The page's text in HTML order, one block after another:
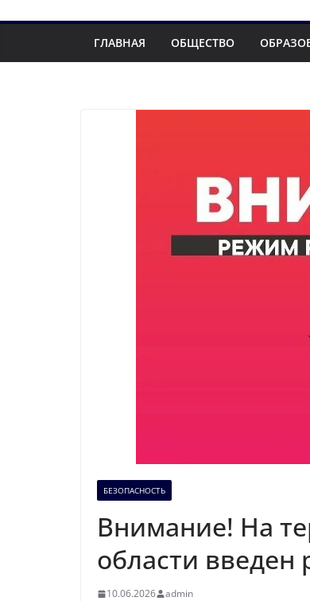
ГЛАВНАЯ ОБЩЕСТВО
БЕЗОПАСНОСТЬ
Внимание! На
области введен
10.06.2026 admin